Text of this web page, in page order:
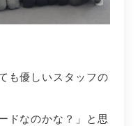
も優しいスタッフの
ドなのかな？」と思